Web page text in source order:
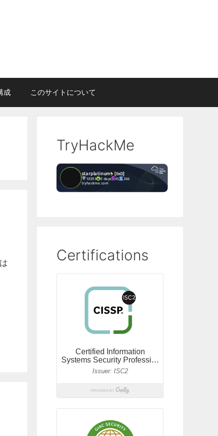
成 このサイトについて
TryHackMe
Certifications